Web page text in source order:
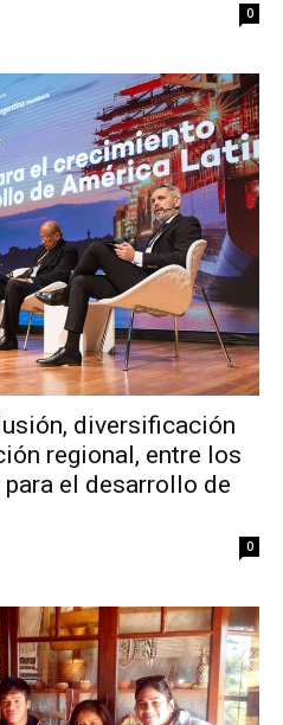
0
diversificación
regional, entre los
el desarrollo de
0